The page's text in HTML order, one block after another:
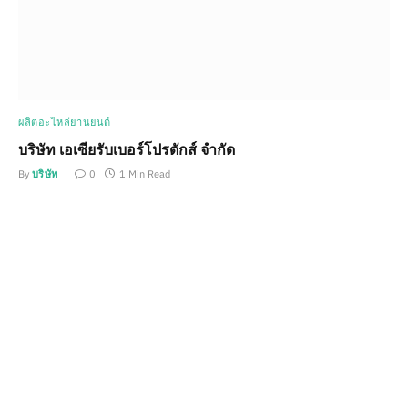
ผลิตอะไหล่ยานยนต์
บริษัท เอเซียรับเบอร์โปรดักส์ จำกัด
By บริษัท 0 1 Min Read